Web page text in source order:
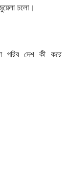
চলো।
গরিব দেশ কী করে